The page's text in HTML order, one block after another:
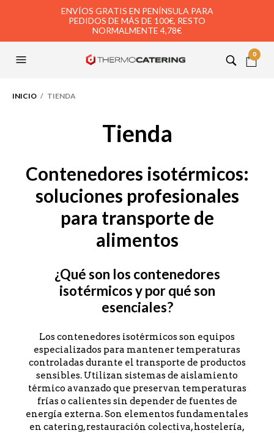
ENVÍOS GRATIS EN PENÍNSULA PARA
PEDIDOS DE MÁS DE 100€, RESTO
NORMALMENTE 4,78€
0
INICIO / TIENDA
Tienda
Contenedores isotérmicos:
soluciones profesionales
para transporte de
alimentos
¿Qué son los contenedores
isotérmicos y por qué son
esenciales?
Los contenedores isotérmicos son equipos
especializados para mantener temperaturas
controladas durante el transporte de productos
sensibles. Utilizan sistemas de aislamiento
térmico avanzado que preservan temperaturas
frías o calientes sin depender de fuentes de
energía externa. Son elementos fundamentales
en catering, restauración colectiva, hostelería,